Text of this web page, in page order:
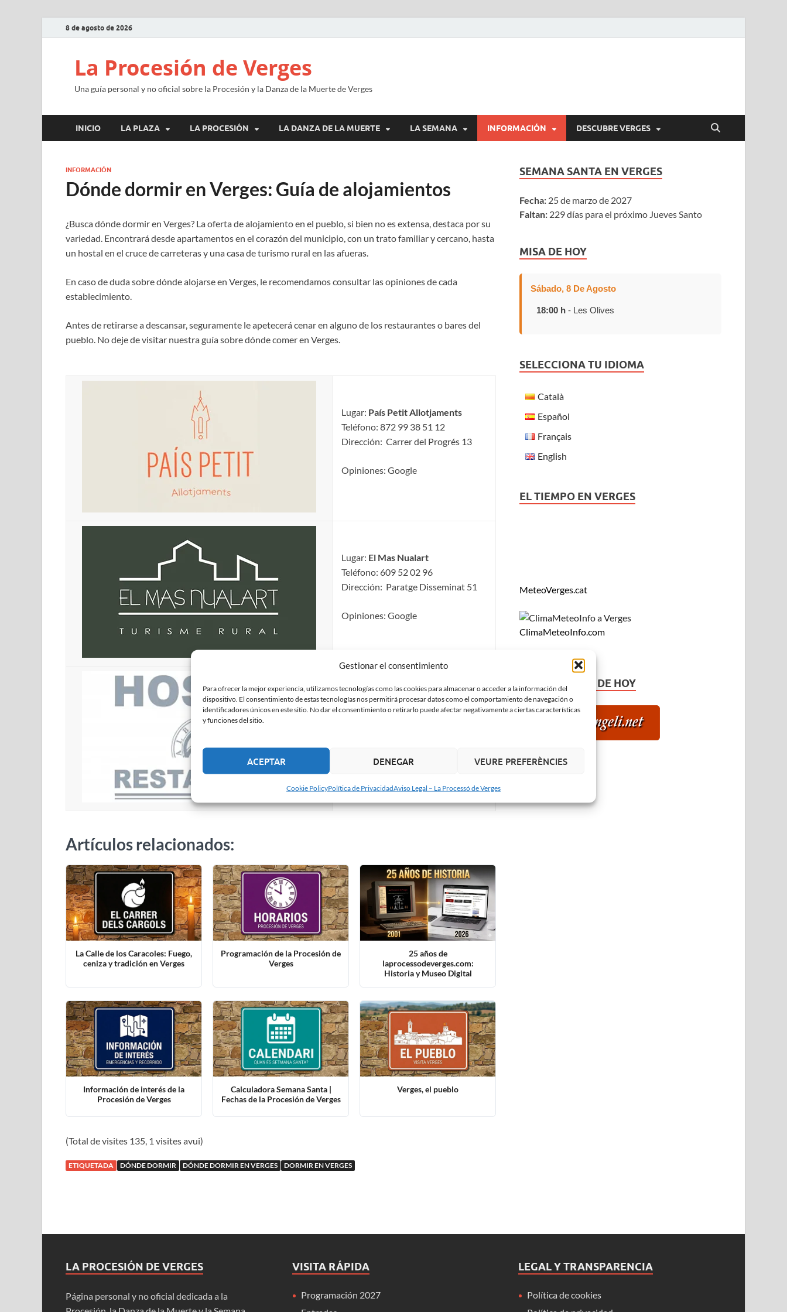
Gestionar el consentimiento
Para ofrecer la mejor experiencia, utilizamos tecnologías como las cookies para almacenar o acceder a la información del
dispositivo. El consentimiento de estas tecnologías nos permitirá procesar datos como el comportamiento de navegación o
identificadores únicos en este sitio. No dar el consentimiento o retirarlo puede afectar negativamente a ciertas características
y funciones del sitio.
ACEPTAR DENEGAR VEURE PREFERÈNCIES
Cookie PolicyPolítica de PrivacidadAviso Legal – La Processó de Verges
8 de agosto de 2026
La Procesión de Verges
Una guía personal y no oficial sobre la Procesión y la Danza de la Muerte de Verges
INICIO LA PLAZA LA PROCESIÓN LA DANZA DE LA MUERTE LA SEMANA INFORMACIÓN DESCUBRE VERGES
INFORMACIÓN
Dónde dormir en Verges: Guía de alojamientos
¿Busca dónde dormir en Verges? La oferta de alojamiento en el pueblo, si bien no es extensa, destaca por su
variedad. Encontrará desde apartamentos en el corazón del municipio, con un trato familiar y cercano, hasta
un hostal en el cruce de carreteras y una casa de turismo rural en las afueras.
En caso de duda sobre dónde alojarse en Verges, le recomendamos consultar las opiniones de cada
establecimiento.
Antes de retirarse a descansar, seguramente le apetecerá cenar en alguno de los restaurantes o bares del
pueblo. No deje de visitar nuestra guía sobre dónde comer en Verges.
Lugar: País Petit Allotjaments
Teléfono: 872 99 38 51 12
Dirección: Carrer del Progrés 13
Opiniones: Google
Lugar: El Mas Nualart
Teléfono: 609 52 02 96
Dirección: Paratge Disseminat 51
Opiniones: Google
Lugar:Restaurant Alberana
Teléfono: 972 78 01 36
Opiniones: Google | Tripadvisor
Artículos relacionados:
La Calle de los Caracoles: Fuego,
ceniza y tradición en Verges
Programación de la Procesión de
Verges
25 años de
laprocessodeverges.com:
Historia y Museo Digital
Información de interés de la
Procesión de Verges
Calculadora Semana Santa |
Fechas de la Procesión de Verges
Verges, el pueblo
(Total de visites 135, 1 visites avui)
ETIQUETADA DÓNDE DORMIR DÓNDE DORMIR EN VERGES DORMIR EN VERGES
SEMANA SANTA EN VERGES
Fecha: 25 de marzo de 2027
Faltan: 229 días para el próximo Jueves Santo
MISA DE HOY
Sábado, 8 De Agosto
18:00 h - Les Olives
SELECCIONA TU IDIOMA
Català
Español
Français
English
EL TIEMPO EN VERGES
MeteoVerges.cat
ClimaMeteoInfo.com
EL EVANGELIO DE HOY
LA PROCESIÓN DE VERGES
Página personal y no oficial dedicada a la
VISITA RÁPIDA
Programación 2027
LEGAL Y TRANSPARENCIA
Política de cookies